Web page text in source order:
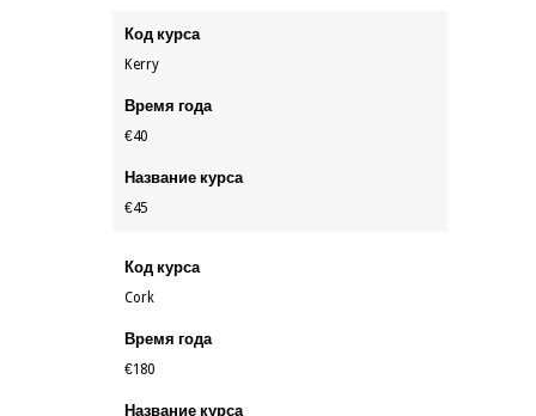
Код курса
Kerry
Время года
€40
Название курса
€45
Код курса
Cork
Время года
€180
Название курса